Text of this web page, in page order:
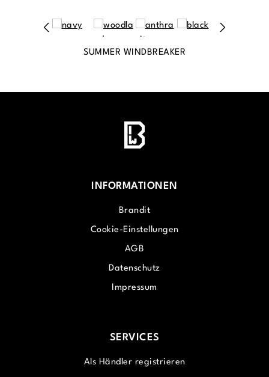
SUMMER WINDBREAKER
INFORMATIONEN
Brandit
Cookie-Einstellungen
AGB
Datenschutz
Impressum
SERVICES
Als Händler registrieren